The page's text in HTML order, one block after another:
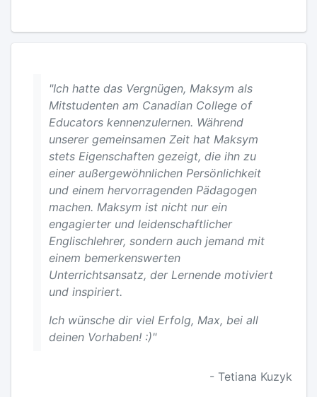
"Ich hatte das Vergnügen, Maksym als
Mitstudenten am Canadian College of
Educators kennenzulernen. Während
unserer gemeinsamen Zeit hat Maksym
stets Eigenschaften gezeigt, die ihn zu
einer außergewöhnlichen Persönlichkeit
und einem hervorragenden Pädagogen
machen. Maksym ist nicht nur ein
engagierter und leidenschaftlicher
Englischlehrer, sondern auch jemand mit
einem bemerkenswerten
Unterrichtsansatz, der Lernende motiviert
und inspiriert.
Ich wünsche dir viel Erfolg, Max, bei all
deinen Vorhaben! :)"
- Tetiana Kuzyk